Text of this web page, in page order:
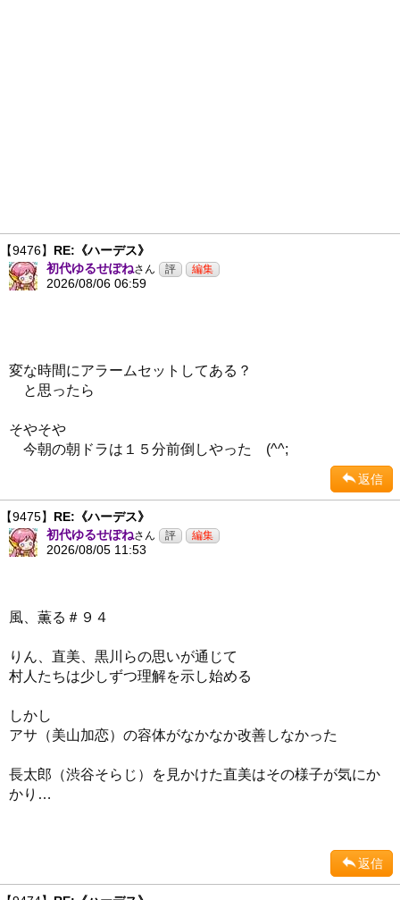
【9476】 RE:《ハーデス》
初代ゆるせぽねさん
2026/08/06 06:59
変な時間にアラームセットしてある？
と思ったら
そやそや
今朝の朝ドラは１５分前倒しやった (^^;
返信
【9475】 RE:《ハーデス》
初代ゆるせぽねさん
2026/08/05 11:53
風、薫る＃９４
りん、直美、黒川らの思いが通じて
村人たちは少しずつ理解を示し始める
しかし
アサ（美山加恋）の容体がなかなか改善しなかった
長太郎（渋谷そらじ）を見かけた直美はその様子が気にか
かり…
返信